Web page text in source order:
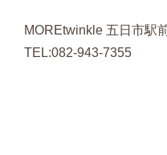
MOREtwinkle 五日市駅
TEL:082-943-7355